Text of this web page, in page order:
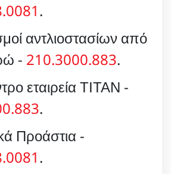
.
αντλιοστασίων από
- 210.3000.883.
εταιρεία ΤΙΤΑΝ -
.
Προάστια -
.